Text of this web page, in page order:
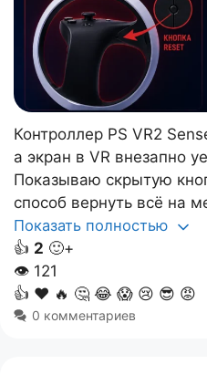
Контроллер PS VR2
а экран в VR внезапно
Показываю скрытую
способ вернуть всё на
Показать полностью
👍 2 🙂+
👁 121
👍 ❤️ 🔥 🤔 😂 😱 😢 😎 😡
0 комментариев